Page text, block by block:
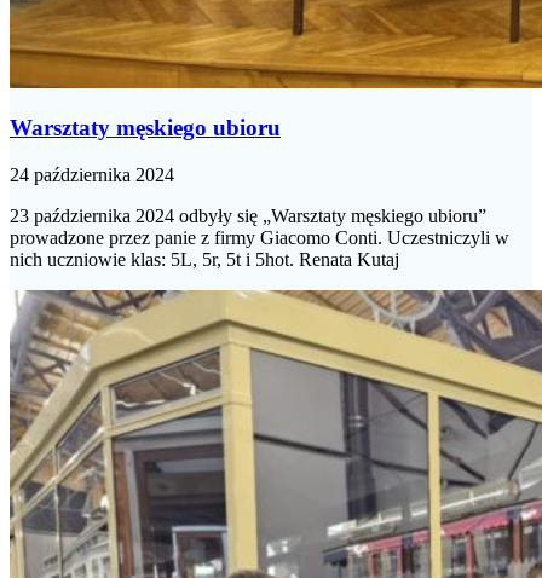
Warsztaty męskiego ubioru
24 października 2024
23 października 2024 odbyły się „Warsztaty męskiego ubioru”
prowadzone przez panie z firmy Giacomo Conti. Uczestniczyli w
nich uczniowie klas: 5L, 5r, 5t i 5hot. Renata Kutaj